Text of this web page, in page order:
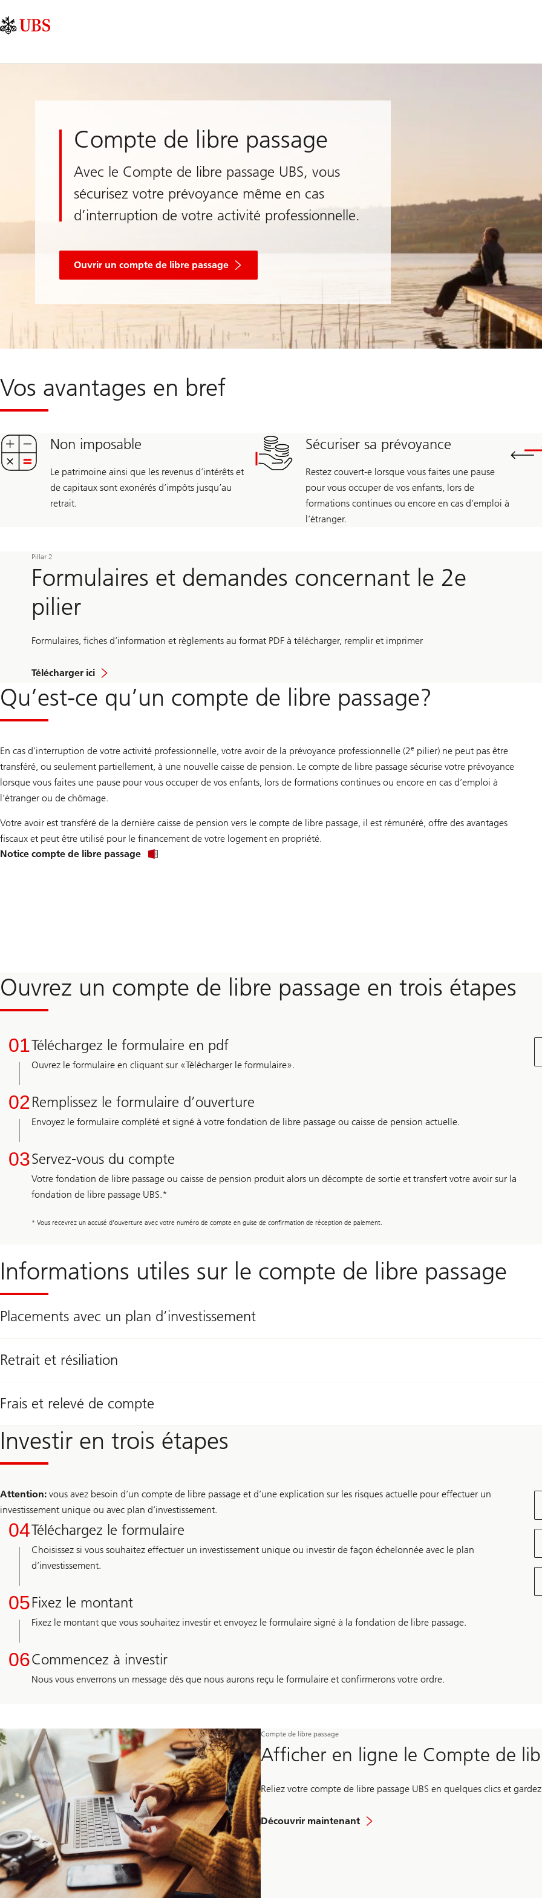
Area
principale
Compte de libre passage
Avec le Compte de libre passage UBS, vous
sécurisez votre prévoyance même en cas
d’interruption de votre activité professionnelle.
Ouvrir un compte de libre passage
compte
en
Vos avantages en bref
Non imposable
Le patrimoine ainsi que les revenus d’intérêts et
de capitaux sont exonérés d’impôts jusqu’au
retrait.
Sécuriser sa prévoyance
Restez couvert-e lorsque vous faites une pause
pour vous occuper de vos enfants, lors de
formations continues ou encore en cas d’emploi à
l’étranger.
Pillar 2
Formulaires et demandes concernant le 2e
pilier
Formulaires, fiches d’information et règlements au format PDF à télécharger, remplir et imprimer
Télécharger ici
les
formulaires
et
demandes
concernant
le
Qu’est-ce qu’un compte de libre passage?
En cas d’interruption de votre activité professionnelle, votre avoir de la prévoyance professionnelle (2e pilier) ne peut pas être
transféré, ou seulement partiellement, à une nouvelle caisse de pension. Le compte de libre passage sécurise votre prévoyance
lorsque vous faites une pause pour vous occuper de vos enfants, lors de formations continues ou encore en cas d’emploi à
l’étranger ou de chômage.
Votre avoir est transféré de la dernière caisse de pension vers le compte de libre passage, il est rémunéré, offre des avantages
fiscaux et peut être utilisé pour le financement de votre logement en propriété.
Notice compte de libre passage
Ouvrez un compte de libre passage en trois étapes
01Téléchargez le formulaire en pdf
Ouvrez le formulaire en cliquant sur «Télécharger le formulaire».
02Remplissez le formulaire d’ouverture
Envoyez le formulaire complété et signé à votre fondation de libre passage ou caisse de pension actuelle.
03Servez-vous du compte
Votre fondation de libre passage ou caisse de pension produit alors un décompte de sortie et transfert votre avoir sur la
fondation de libre passage UBS.*
* Vous recevrez un accusé d’ouverture avec votre numéro de compte en guise de confirmation de réception de paiement.
Informations utiles sur le compte de libre passage
Placements avec un plan d’investissement
Retrait et résiliation
Frais et relevé de compte
Investir en trois étapes
Attention: vous avez besoin d’un compte de libre passage et d’une explication sur les risques actuelle pour effectuer un
investissement unique ou avec plan d’investissement.
04Téléchargez le formulaire
Choisissez si vous souhaitez effectuer un investissement unique ou investir de façon échelonnée avec le plan
d’investissement.
05Fixez le montant
Fixez le montant que vous souhaitez investir et envoyez le formulaire signé à la fondation de libre passage.
06Commencez à investir
Nous vous enverrons un message dès que nous aurons reçu le formulaire et confirmerons votre ordre.
Compte de libre passage
Afficher en ligne le Compte de
Reliez votre compte de libre passage UBS en quelques clics et
Découvrir maintenant
Utilisez
ici
les
instructions
par
étape